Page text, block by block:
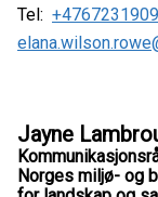
Tel: +4767231909
Jayne
Norges miljø- og